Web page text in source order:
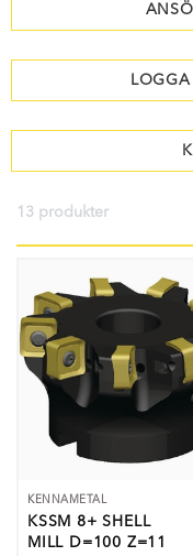
13 produkter
KENNAMETAL
KSSM 8+ SHELL
MILL D=100 Z=11